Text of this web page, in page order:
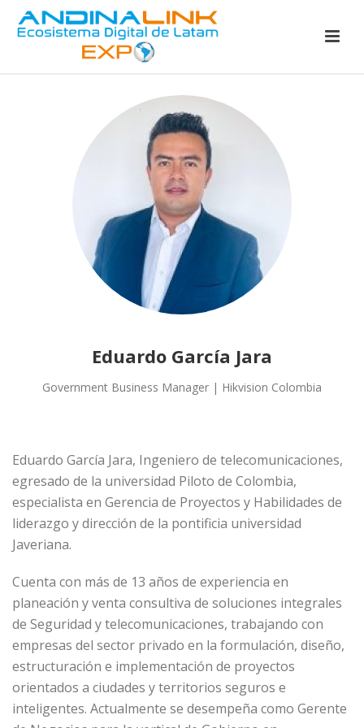
Eduardo García Jara
Government Business Manager | Hikvision Colombia
Eduardo García Jara, Ingeniero de telecomunicaciones,
egresado de la universidad Piloto de Colombia,
especialista en Gerencia de Proyectos y Habilidades de
liderazgo y dirección de la pontificia universidad
Javeriana.
Cuenta con más de 13 años de experiencia en
planeación y venta consultiva de soluciones integrales
de Seguridad y telecomunicaciones, trabajando con
empresas del sector privado en la formulación, diseño,
estructuración e implementación de proyectos
orientados a ciudades y territorios seguros e
inteligentes. Actualmente se desempeña como Gerente